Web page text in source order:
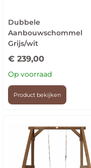
Dubbele
Aanbouwschommel
Grijs/wit
€ 239,00
Op voorraad
Product bekijken